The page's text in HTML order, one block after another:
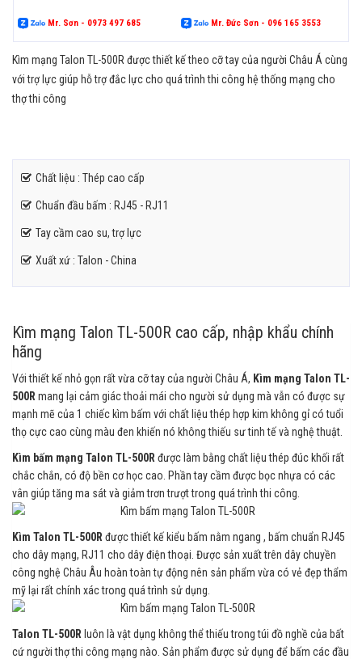
Mr. Sơn - 0973 497 685 Mr. Đức Sơn - 096 165 3553
Kìm mạng Talon TL-500R được thiết kế theo cỡ tay của người Châu Á cùng
với trợ lực giúp hỗ trợ đắc lực cho quá trình thi công hệ thống mạng cho
thợ thi công
Chất liệu : Thép cao cấp
Chuẩn đầu bấm : RJ45 - RJ11
Tay cầm cao su, trợ lực
Xuất xứ : Talon - China
Kìm mạng Talon TL-500R cao cấp, nhập khẩu chính
hãng
Với thiết kế nhỏ gọn rất vừa cỡ tay của người Châu Á, Kìm mạng Talon TL-
500R mang lại cảm giác thoải mái cho người sử dụng mà vẫn có được sự
mạnh mẽ của 1 chiếc kìm bấm với chất liệu thép hợp kim không gỉ có tuổi
thọ cực cao cùng màu đen khiến nó không thiếu sư tinh tế và nghệ thuật.
Kìm bấm mạng Talon TL-500R được làm bằng chất liệu thép đúc khối rất
chắc chắn, có độ bền cơ học cao. Phần tay cầm được bọc nhựa có các
vân giúp tăng ma sát và giảm trơn trượt trong quá trình thi công.
Kìm Talon TL-500R được thiết kế kiểu bấm nằm ngang , bấm chuẩn RJ45
cho dây mạng, RJ11 cho dây điện thoại. Được sản xuất trên dây chuyền
công nghệ Châu Âu hoàn toàn tự động nên sản phẩm vừa có vẻ đẹp thẩm
mỹ lại rất chính xác trong quá trình sử dụng.
Talon TL-500R luôn là vật dụng không thể thiếu trong túi đồ nghề của bất
cứ người thợ thi công mạng nào. Sản phẩm được sử dụng để bấm các đầu